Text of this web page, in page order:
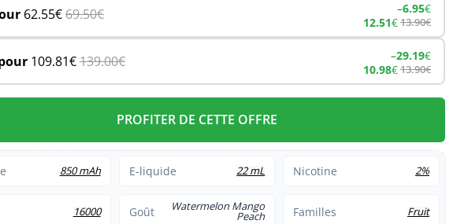
62.55€69.50€ –6.95€
12.51€13.90€
109.81€139.00€ –29.19€
10.98€13.90€
PROFITER DE CETTE OFFRE
850 mAh E-liquide 22 mL Nicotine 2%
16000 Goût Watermelon Mango
Peach Familles Fruit